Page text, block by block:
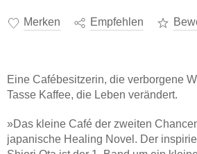
Merken Empfehlen
Eine Cafébesitzerin, die verborgene
Tasse Kaffee, die Leben verändert.
»Das kleine Café der zweiten
japanische Healing Novel . Der